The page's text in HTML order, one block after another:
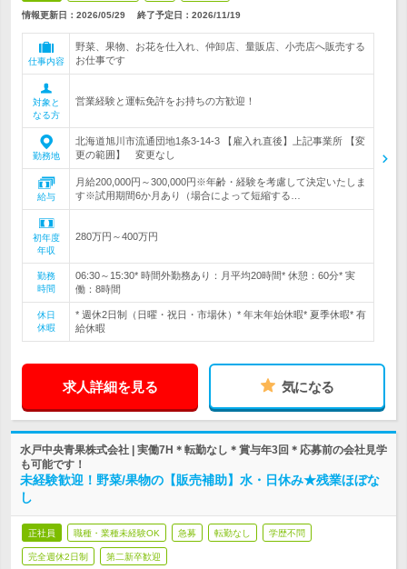
情報更新日：2026/05/29 終了予定日： 2026/11/19
仕事内容
野菜、果物、お花を仕入れ、仲卸店、量販店、小売店へ販売する
お仕事です
対象と
なる方
営業経験と運転免許をお持ちの方歓迎！
勤務地
北海道旭川市流通団地1条3-14-3 【雇入れ直後】上記事業所 【変
更の範囲】 変更なし
給与
月給200,000円～300,000円※年齢・経験を考慮して決定いたしま
す※試用期間6か月あり（場合によって短縮する…
初年度
年収
280万円～400万円
勤務
時間
06:30～15:30* 時間外勤務あり：月平均20時間* 休憩：60分* 実
働：8時間
休日
休暇
* 週休2日制（日曜・祝日・市場休）* 年末年始休暇* 夏季休暇* 有
給休暇
求人詳細を見る 気になる
水戸中央青果株式会社 | 実働7H＊転勤なし＊賞与年3回＊応募前の会社見学
も可能です！
未経験歓迎！野菜/果物の【販売補助】水・日休み★残業ほぼな
し
正社員 職種・業種未経験OK 急募 転勤なし 学歴不問
完全週休2日制 第二新卒歓迎